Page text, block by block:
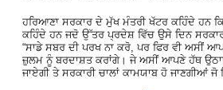
ਹਰਿਆਣਾ ਸਰਕਾਰ ਦੇ ਮੁੱਖ ਮੰਤਰੀ ਖੱਟਰ ਕਹਿੰਦੇ ਹਨ
ਕਹਿੰਦੇ ਹਨ ਜਦੋ ਉੱਤਰ ਪ੍ਰਦੇਸ਼ ਵਿੱਚ ਉਸੇ ਦਿਨ
“ਸਾਡੇ ਸਬਰ ਦੀ ਪਰਖ ਨਾ ਕਰੋ, ਪਰ ਫਿਰ ਵੀ ਅਸੀਂ
ਜ਼ੁਲਮ ਨੂੰ ਬਰਦਾਸ਼ਤ ਕਰਾਂਗੇ। ਜੇ ਅਸੀਂ ਆਪਣੇ ਹੱਥ
ਜਾਏਗੀ ਤੇ ਸਰਕਾਰੀ ਚਾਲਾਂ ਕਾਮਯਾਬ ਹੋ ਜਾਣਗੀਆਂ ਜੋ